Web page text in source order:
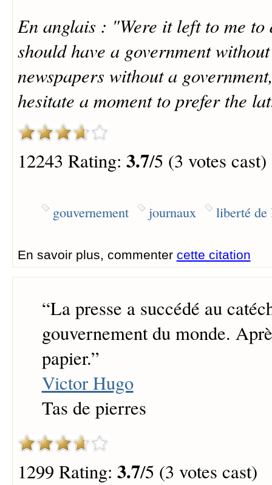
En anglais : "Were it left to me to
should have a government
newspapers without a
hesitate a moment to prefer the
12243 Rating: 3.7/5 (3 votes cast)
gouvernement journaux liberté de
En savoir plus, commenter cette citation
“La presse a succédé au
gouvernement du monde.
papier.”
Victor Hugo
Tas de pierres
1299 Rating: 3.7/5 (3 votes cast)